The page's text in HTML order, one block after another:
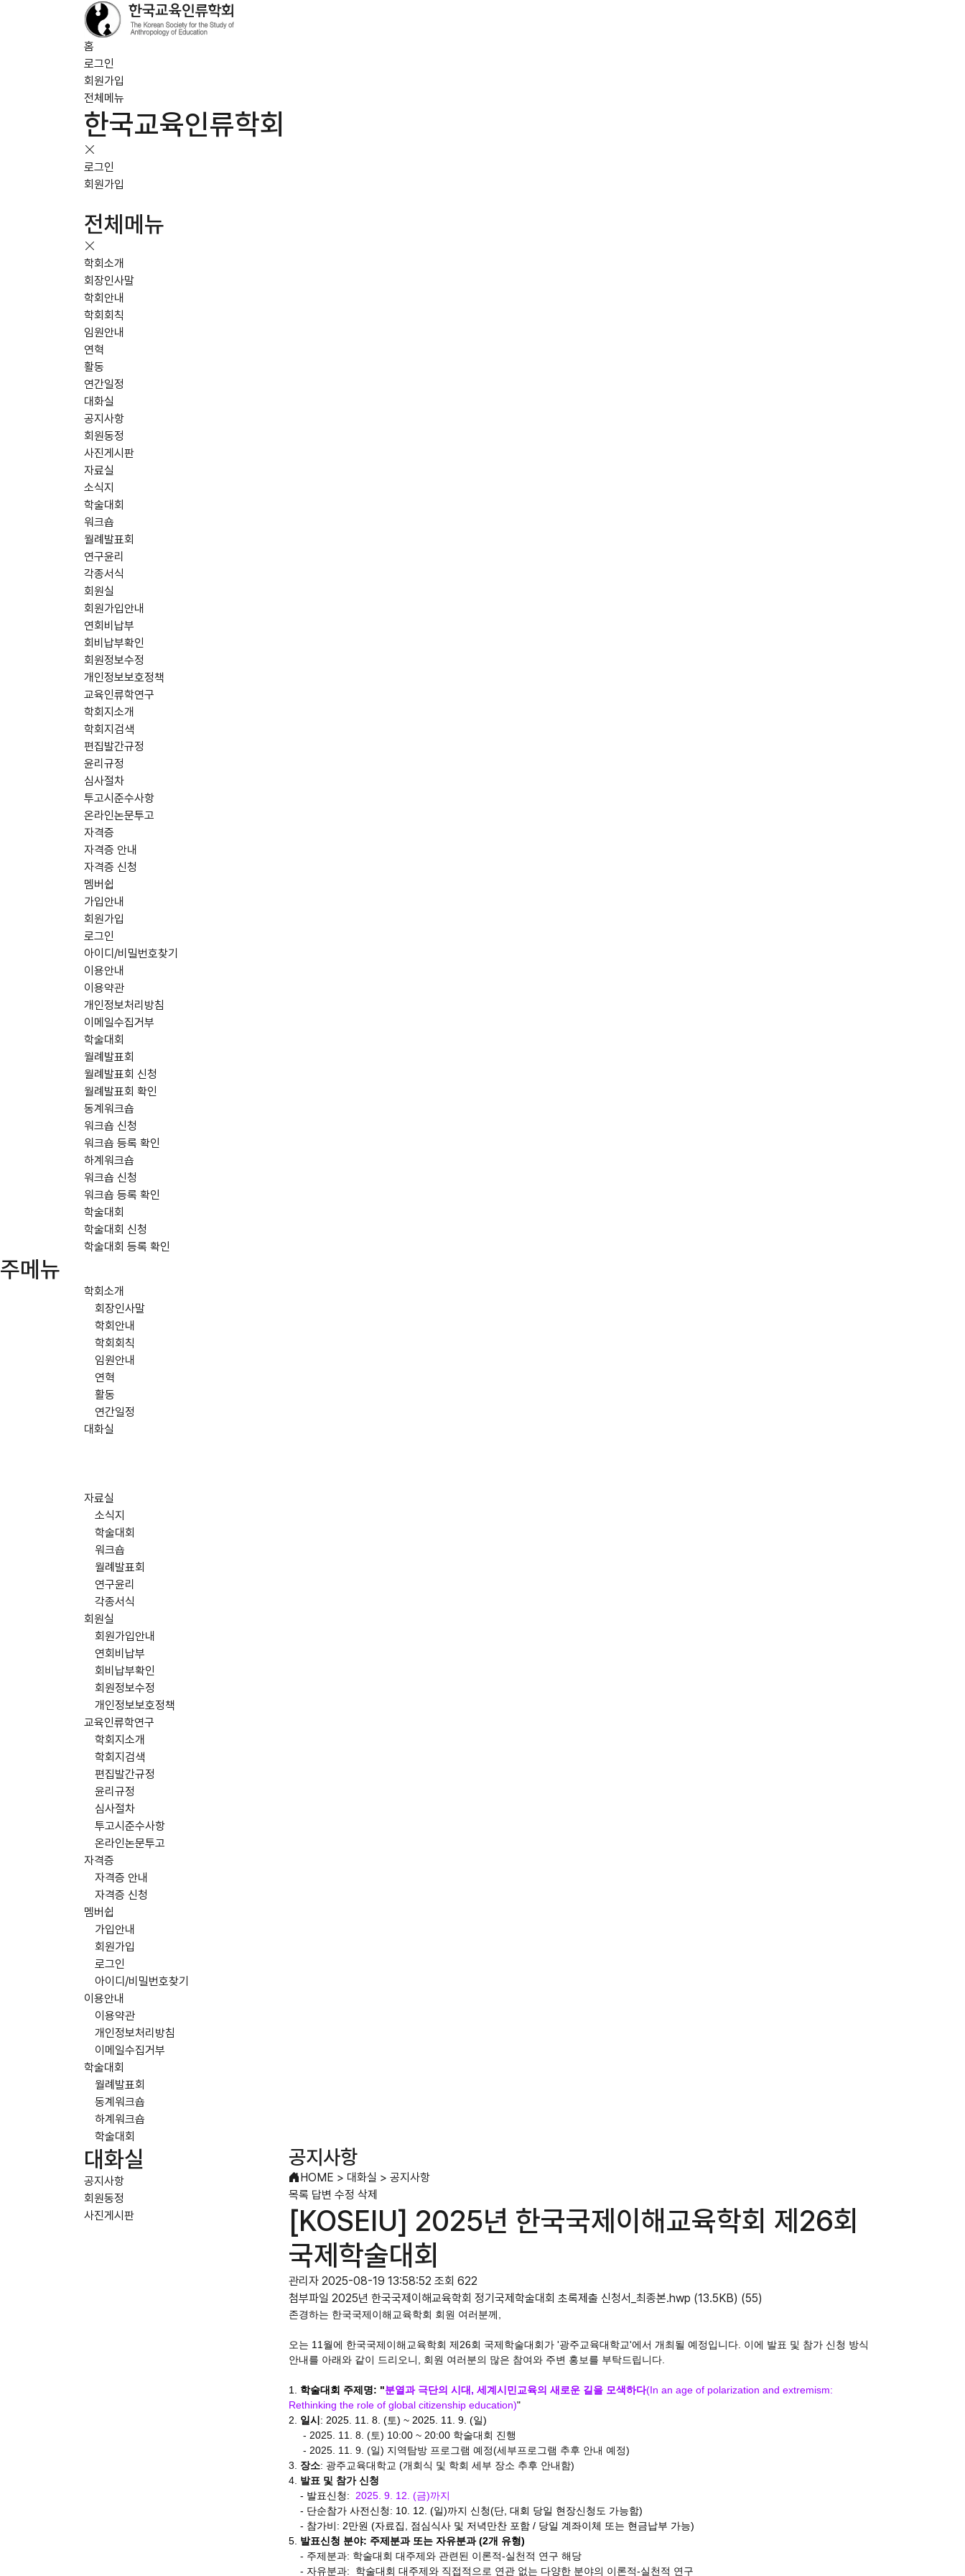
홈
로그인
회원가입
전체메뉴
한국교육인류학회
로그인
회원가입
전체메뉴
학회소개
회장인사말
학회안내
학회회칙
임원안내
연혁
활동
연간일정
대화실
공지사항
회원동정
사진게시판
자료실
소식지
학술대회
워크숍
월례발표회
연구윤리
각종서식
회원실
회원가입안내
연회비납부
회비납부확인
회원정보수정
개인정보보호정책
교육인류학연구
학회지소개
학회지검색
편집발간규정
윤리규정
심사절차
투고시준수사항
온라인논문투고
자격증
자격증 안내
자격증 신청
멤버쉽
가입안내
회원가입
로그인
아이디/비밀번호찾기
이용안내
이용약관
개인정보처리방침
이메일수집거부
학술대회
월례발표회
월례발표회 신청
월례발표회 확인
동계워크숍
워크숍 신청
워크숍 등록 확인
하계워크숍
워크숍 신청
워크숍 등록 확인
학술대회
학술대회 신청
학술대회 등록 확인
주메뉴
학회소개
회장인사말
학회안내
학회회칙
임원안내
연혁
활동
연간일정
대화실
자료실
소식지
학술대회
워크숍
월례발표회
연구윤리
각종서식
회원실
회원가입안내
연회비납부
회비납부확인
회원정보수정
개인정보보호정책
교육인류학연구
학회지소개
학회지검색
편집발간규정
윤리규정
심사절차
투고시준수사항
온라인논문투고
자격증
자격증 안내
자격증 신청
멤버쉽
가입안내
회원가입
로그인
아이디/비밀번호찾기
이용안내
이용약관
개인정보처리방침
이메일수집거부
학술대회
월례발표회
동계워크숍
하계워크숍
학술대회
대화실
공지사항
회원동정
사진게시판
공지사항
HOME > 대화실 > 공지사항
목록 답변 수정 삭제
[KOSEIU] 2025년 한국국제이해교육학회 제26회
국제학술대회
관리자 2025-08-19 13:58:52 조회 622
첨부파일 2025년 한국국제이해교육학회 정기국제학술대회 초록제출 신청서_최종본.hwp (13.5KB) (55)
존경하는 한국국제이해교육학회 회원 여러분께,
오는 11월에 한국국제이해교육학회 제26회 국제학술대회가 '광주교육대학교'에서 개최될 예정입니다. 이에 발표 및 참가 신청 방식
안내를 아래와 같이 드리오니, 회원 여러분의 많은 참여와 주변 홍보를 부탁드립니다.
1. 학술대회 주제명: "분열과 극단의 시대, 세계시민교육의 새로운 길을 모색하다(In an age of polarization and extremism:
Rethinking the role of global citizenship education)"
2. 일시 : 2025. 11. 8. (토) ~ 2025. 11. 9. (일)
- 2025. 11. 8. (토) 10:00 ~ 20:00 학술대회 진행
- 2025. 11. 9. (일) 지역탐방 프로그램 예정(세부프로그램 추후 안내 예정)
3. 장소: 광주교육대학교 (개회식 및 학회 세부 장소 추후 안내함)
4. 발표 및 참가 신청
- 발표신청: 2025. 9. 12. (금)까지
- 단순참가 사전신청: 10. 12. (일)까지 신청(단, 대회 당일 현장신청도 가능함)
- 참가비: 2만원 (자료집, 점심식사 및 저녁만찬 포함 / 당일 계좌이체 또는 현금납부 가능)
5. 발표신청 분야: 주제분과 또는 자유분과 (2개 유형)
- 주제분과: 학술대회 대주제와 관련된 이론적-실천적 연구 해당
- 자유분과: 학술대회 대주제와 직접적으로 연관 없는 다양한 분야의 이론적-실천적 연구